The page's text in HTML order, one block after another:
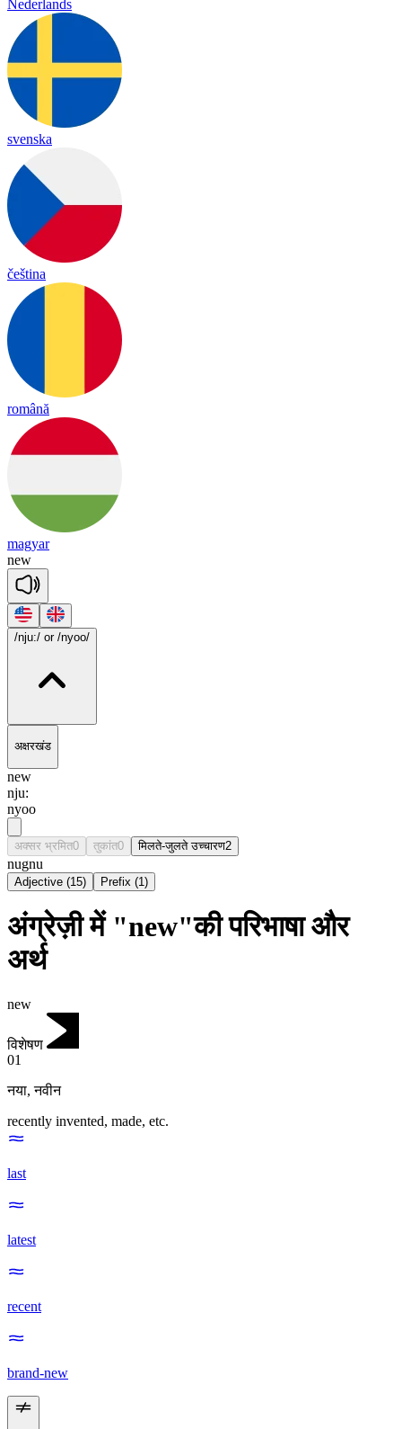
Nederlands
svenska
čeština
română
magyar
new
/nju:/ or /nyoo/
अक्षरखंड
new
nju:
nyoo
अक्सर भ्रमित0 तुकांत0 मिलते-जुलते उच्चारण2
nugnu
Adjective (15) Prefix (1)
अंग्रेज़ी में "new"की परिभाषा और
अर्थ
new
विशेषण
01
नया,नवीन
recently invented, made, etc.
last
latest
recent
brand-new